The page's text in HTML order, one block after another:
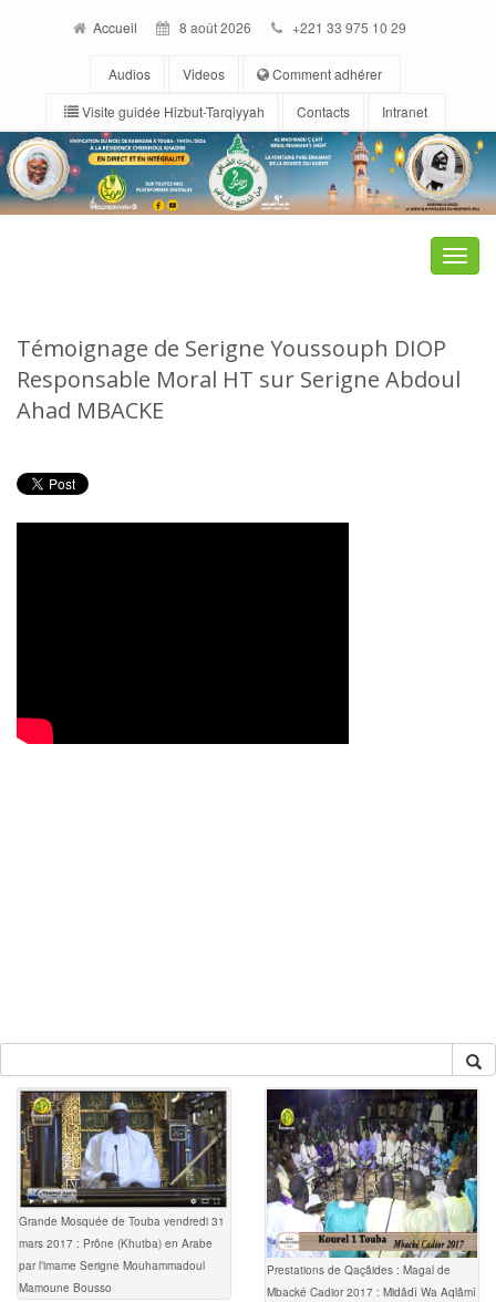
Accueil 8 août 2026 +221 33 975 10 29
Audios Videos
Comment adhérer
Visite guidée Hizbut-Tarqiyyah
Contacts Intranet
Toggle
Témoignage de Serigne Youssouph DIOP
Responsable Moral HT sur Serigne Abdoul
Ahad MBACKE
Grande Mosquée de Touba vendredi 31
mars 2017 : Prône (Khutba) en Arabe
par l’imame Serigne Mouhammadoul
Mamoune Bousso
Prestations de Qaçâides : Magal de
Mbacké Cadior 2017 : Midâdî Wa Aqlâmî